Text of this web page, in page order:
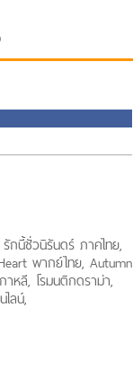
กนี้ชั่วนิรันดร์ ภาคไทย,
พากย์ไทย, Autumn
าหลี, โรมนติกดราม่า,
ลน์,